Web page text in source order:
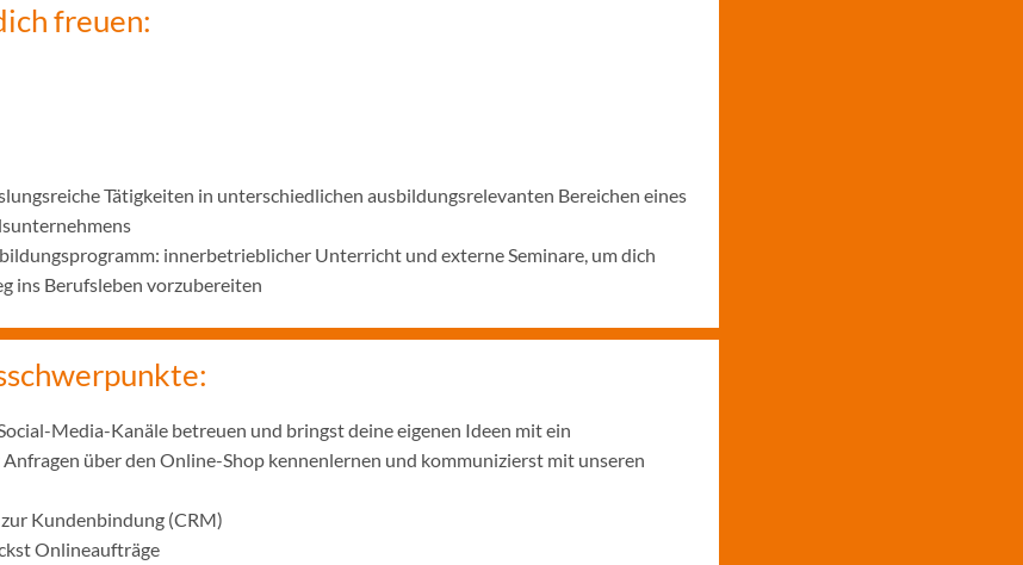
freuen:
Tätigkeiten in unterschiedlichen ausbildungsrelevanten Bereichen eines
innerbetrieblicher Unterricht und externe Seminare, um dich
ins Berufsleben vorzubereiten
Media-Kanäle betreuen und bringst deine eigenen Ideen mit ein
über den Online-Shop kennenlernen und kommunizierst mit unseren
Kundenbindung (CRM)
Onlineaufträge